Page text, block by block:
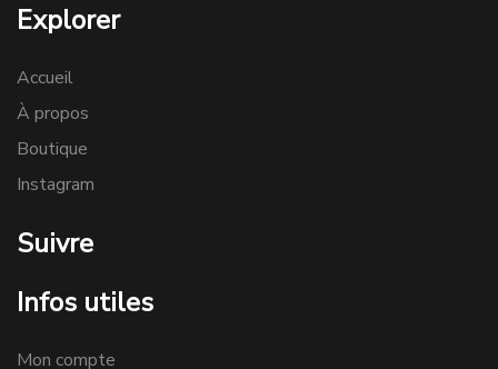
Explorer
Accueil
À propos
Boutique
Instagram
Suivre
Infos utiles
Mon compte